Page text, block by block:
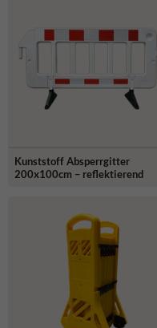
Kunststoff Absperrgitter
200x100cm – reflektierend